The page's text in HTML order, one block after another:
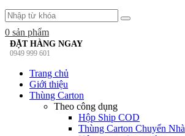
0 sản phẩm
ĐẶT HÀNG NGAY
0949 999 601
Trang chủ
Giới thiệu
Thùng Carton
Theo công dụng
Hộp Ship COD
Thùng Carton Chuyển Nhà